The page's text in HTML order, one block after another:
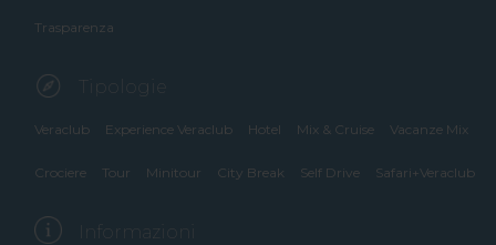
Trasparenza
Tipologie
Veraclub Experience Veraclub Hotel Mix & Cruise Vacanze Mix
Crociere Tour Minitour City Break Self Drive Safari+Veraclub
Informazioni